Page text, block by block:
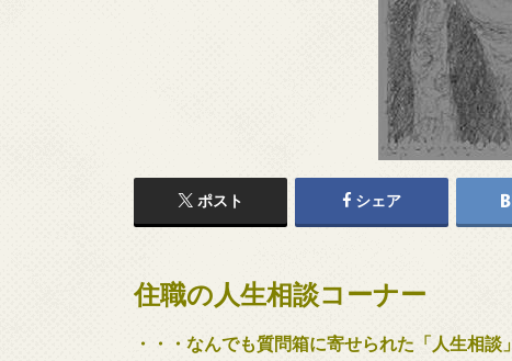
ポスト シェア
住職の人生相談コーナー
・・・なんでも質問箱に寄せられた「人生相談」